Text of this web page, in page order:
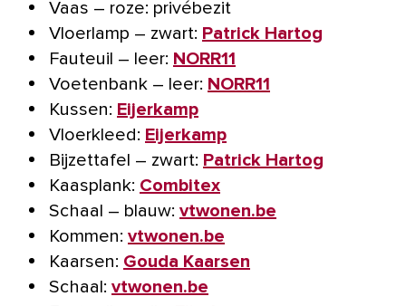
Vaas – roze: privébezit
Vloerlamp – zwart: Patrick Hartog
Fauteuil – leer: NORR11
Voetenbank – leer: NORR11
Kussen: Eijerkamp
Vloerkleed: Eijerkamp
Bijzettafel – zwart: Patrick Hartog
Kaasplank: Combitex
Schaal – blauw: vtwonen.be
Kommen: vtwonen.be
Kaarsen: Gouda Kaarsen
Schaal: vtwonen.be